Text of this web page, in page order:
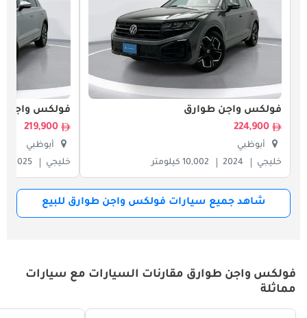
فولكس واجن طوارق
224,900
أبوظبي
خليجي
2024 10,002 كيلومتر
فولكس واجن
219,900
أبوظبي
خليجي
2025
شاهد جميع سيارات فولكس واجن طوارق للبيع
فولكس واجن طوارق مقارنات السيارات مع سيارات
مماثلة